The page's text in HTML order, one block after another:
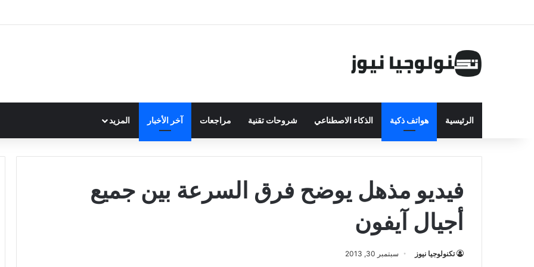
الرئيسية هواتف ذكية الذكاء الاصطناعي شروحات تقنية مراجعات آخر الأخبار المزيد
فيديو مذهل يوضح فرق السرعة بين جميع
أجيال آيفون
تكنولوجيا نيوز سبتمبر 30, 2013